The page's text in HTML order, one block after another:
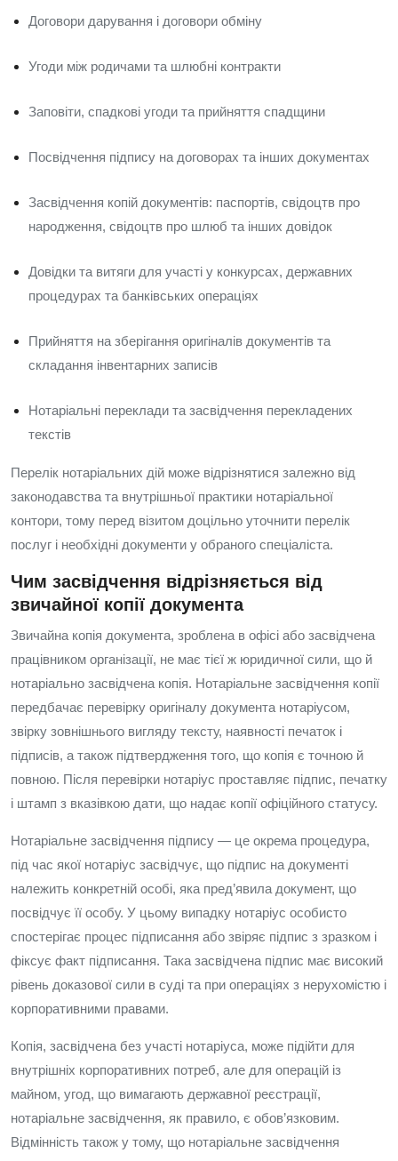
Договори дарування і договори обміну
Угоди між родичами та шлюбні контракти
Заповіти, спадкові угоди та прийняття спадщини
Посвідчення підпису на договорах та інших документах
Засвідчення копій документів: паспортів, свідоцтв про
народження, свідоцтв про шлюб та інших довідок
Довідки та витяги для участі у конкурсах, державних
процедурах та банківських операціях
Прийняття на зберігання оригіналів документів та
складання інвентарних записів
Нотаріальні переклади та засвідчення перекладених
текстів
Перелік нотаріальних дій може відрізнятися залежно від
законодавства та внутрішньої практики нотаріальної
контори, тому перед візитом доцільно уточнити перелік
послуг і необхідні документи у обраного спеціаліста.
Чим засвідчення відрізняється від
звичайної копії документа
Звичайна копія документа, зроблена в офісі або засвідчена
працівником організації, не має тієї ж юридичної сили, що й
нотаріально засвідчена копія. Нотаріальне засвідчення копії
передбачає перевірку оригіналу документа нотаріусом,
звірку зовнішнього вигляду тексту, наявності печаток і
підписів, а також підтвердження того, що копія є точною й
повною. Після перевірки нотаріус проставляє підпис, печатку
і штамп з вказівкою дати, що надає копії офіційного статусу.
Нотаріальне засвідчення підпису — це окрема процедура,
під час якої нотаріус засвідчує, що підпис на документі
належить конкретній особі, яка пред’явила документ, що
посвідчує її особу. У цьому випадку нотаріус особисто
спостерігає процес підписання або звіряє підпис з зразком і
фіксує факт підписання. Така засвідчена підпис має високий
рівень доказової сили в суді та при операціях з нерухомістю і
корпоративними правами.
Копія, засвідчена без участі нотаріуса, може підійти для
внутрішніх корпоративних потреб, але для операцій із
майном, угод, що вимагають державної реєстрації,
нотаріальне засвідчення, як правило, є обов’язковим.
Відмінність також у тому, що нотаріальне засвідчення